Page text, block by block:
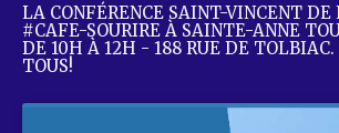
LA CONFÉRENCE SAINT-VINCENT DE
#CAFE-SOURIRE À SAINTE-ANNE
DE 10H À 12H - 188 RUE DE TOLBIAC.
TOUS!